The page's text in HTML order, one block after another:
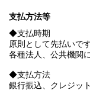
支払方法等
◆支払時期
原則として先払いです
各種法人、公共機関
◆支払方法
銀行振込、クレジッ